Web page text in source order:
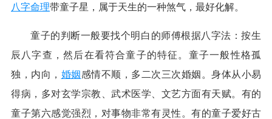
八字命理带童子星，属于天生的一种煞气，最好化解。
童子的判断一般要找个明白的师傅根据八字法：按生
辰八字查，然后在看符合童子的特征。童子一般性格孤
独，内向， 婚姻感情不顺，多二次三次婚姻。身体从小易
得病，多对玄学宗教、武术医学、文艺方面有天赋。有的
童子第六感觉强烈，对事物非常有灵性。有的童子爱好古